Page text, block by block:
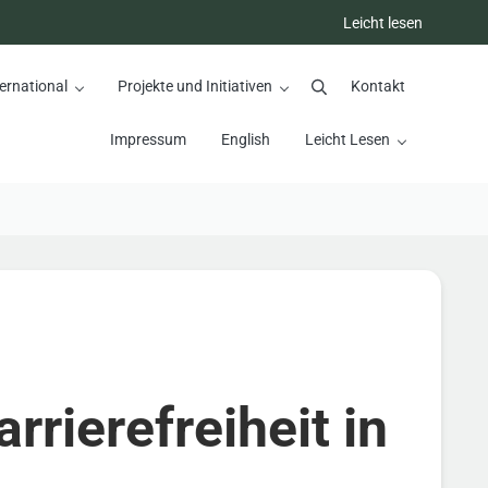
Leicht lesen
Projekte und Initiativen SuchenKontakt
Impressum English Leicht Lesen
in